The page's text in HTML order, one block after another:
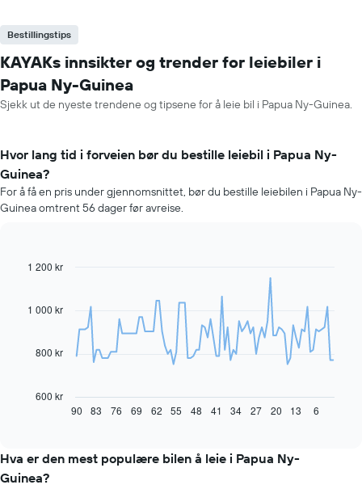
Bestillingstips
KAYAKs innsikter og trender for leiebiler i
Papua Ny-Guinea
Sjekk ut de nyeste trendene og tipsene for å leie bil i Papua Ny-Guinea.
Hvor lang tid i forveien bør du bestille leiebil i Papua Ny-
Guinea?
For å få en pris under gjennomsnittet, bør du bestille leiebilen i Papua Ny-
Guinea omtrent 56 dager før avreise.
Line
91
data
Diagrammet
viser
seg
jo
nærmere
Chart
600 kr
800 kr
1 000 kr
1 200 kr
90 48 6
83 76 69 62 55 41 34 27 20 13
Hva er den mest populære bilen å leie i Papua Ny-
Guinea?